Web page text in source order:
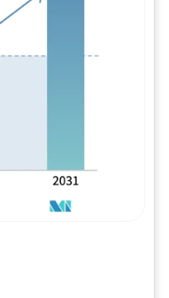
© Mordor Intelligence. El uso